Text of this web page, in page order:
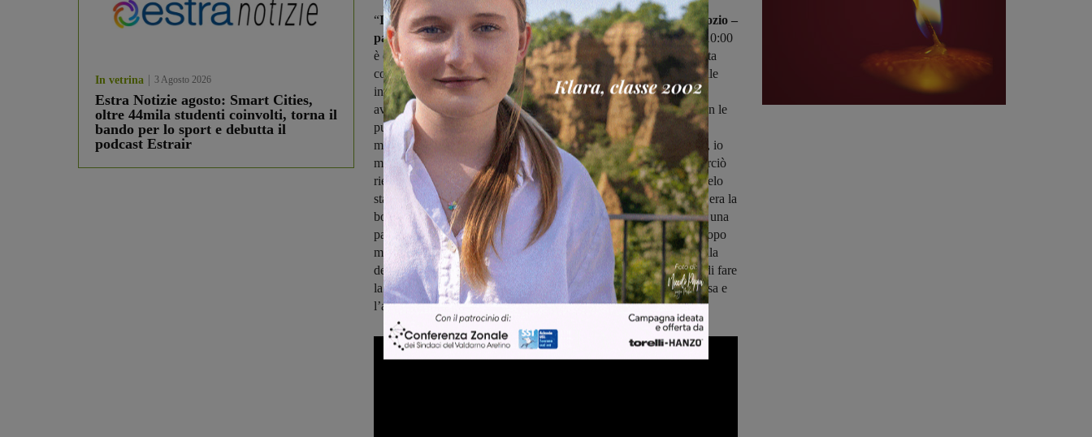
In vetrina 3 Agosto 2026
Estra Notizie agosto: Smart Cities,
oltre 44mila studenti coinvolti, torna il
bando per lo sport e debutta il
podcast Estrair
“Ieri purtroppo mi è stata rubata la borsa proprio qui in negozio –
parla Olga Rossi, titolare del negozio Oly Vintage. – Verso le 10:00
è entrato un ragazzo sulla trentina, alto un metro e settanta, barbetta
corta, capelli corti castano chiari, carnagione chiara. Mi chiese delle
informazioni su dei mobili, ma gli dissi di tornare più tardi perché
avevo aperto allora e dovevo pulire. Lui se ne va e io continuo con le
pulizie, uscendo fuori come faccio tutte le mattine per pulire il
marciapiede. In quel momento la persona di prima entra di nuovo, io
me ne accorgo grazie al sonaglino che avevo messo alla porta, perciò
rientro subito. Mi dice di volere un biglietto da visita e, mentre glielo
stavo cercando, se la fila. In quel momento mi accorgo che non c’era la
borsa, perché sapevo dove l’avevo lasciata. Per fortuna, è passata una
pattuglia dei carabinieri, così gli ho raccontato l’accaduto. Poco dopo
mi hanno chiamato i vigili, dicendo di aver trovato una borsa. Dalla
descrizione era la mia, quindi mi hanno detto di andare da loro e di fare
la denuncia. A quanto pare lui aveva preso il portafoglio dalla borsa e
l’aveva lasciata nel Vicolo delle Streghe.”